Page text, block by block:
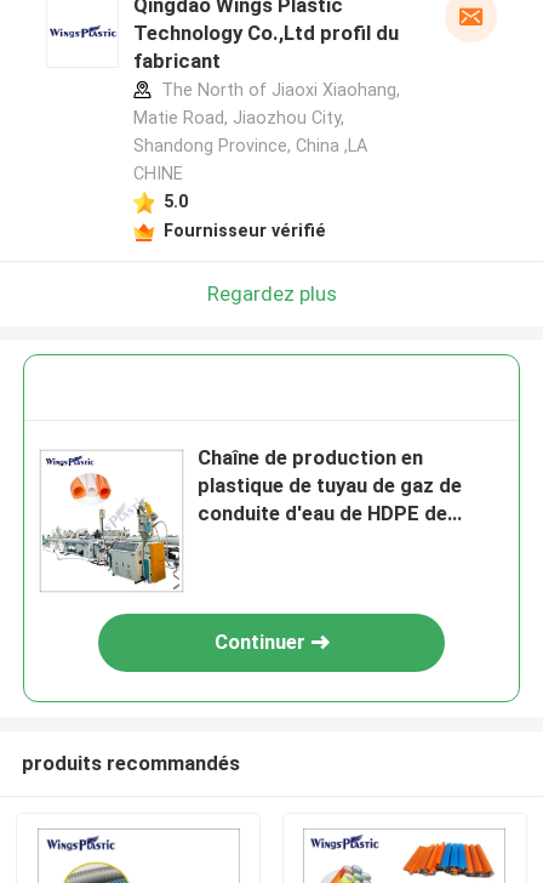
Qingdao Wings Plastic
Technology Co.,Ltd profil du
fabricant
The North of Jiaoxi Xiaohang,
Matie Road, Jiaozhou City,
Shandong Province, China ,LA
CHINE
5.0
Fournisseur vérifié
Regardez plus
Chaîne de production en
plastique de tuyau de gaz de
conduite d'eau de HDPE de
Continuer
produits recommandés